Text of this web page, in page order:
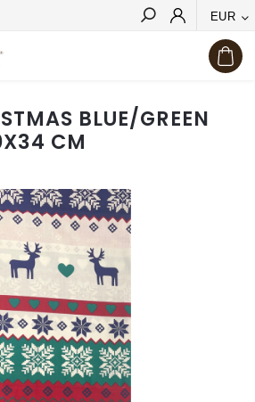
EUR
Hľadať
BLUE/GREEN
CM